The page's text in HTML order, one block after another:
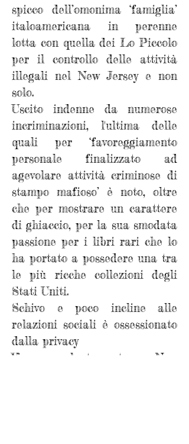
spicco dell’omonima ‘famiglia’
italoamericana in perenne
lotta con quella dei Lo Piccolo
per il controllo delle attività
illegali nel New Jersey e non
solo.
Uscito indenne da numerose
incriminazioni, l'ultima delle
quali per ‘favoreggiamento
personale finalizzato ad
agevolare attività criminose di
stampo mafioso’ è noto, oltre
che per mostrare un carattere
di ghiaccio, per la sua smodata
passione per i libri rari che lo
ha portato a possedere una tra
le più ricche collezioni degli
Stati Uniti.
Schivo e poco incline alle
relazioni sociali è ossessionato
dalla privacy
Vive prevalentemente a New